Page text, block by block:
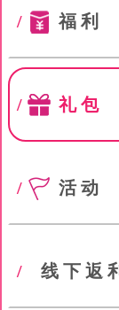
福利
/
礼包
/
活动
/
线下返
/